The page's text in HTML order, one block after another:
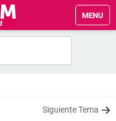
MENU
Siguiente Tema